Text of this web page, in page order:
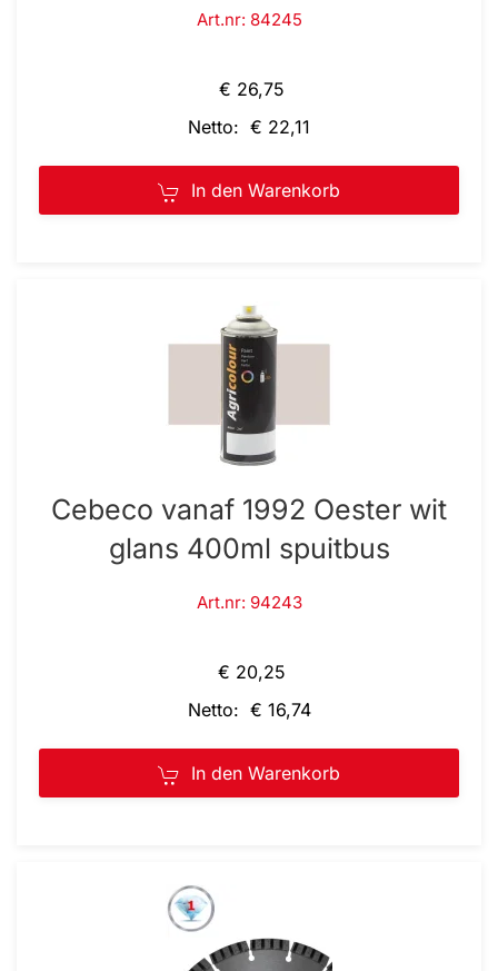
Art.nr: 84245
€ 26,75
Netto: € 22,11
In den Warenkorb
Cebeco vanaf 1992 Oester wit
glans 400ml spuitbus
Art.nr: 94243
€ 20,25
Netto: € 16,74
In den Warenkorb